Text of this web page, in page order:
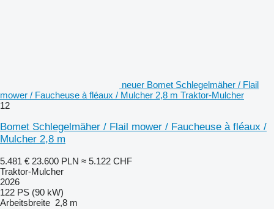
neuer Bomet Schlegelmäher / Flail
mower / Faucheuse à fléaux / Mulcher 2,8 m Traktor-Mulcher
12
Bomet Schlegelmäher / Flail mower / Faucheuse à fléaux /
Mulcher 2,8 m
5.481 € 23.600 PLN ≈ 5.122 CHF
Traktor-Mulcher
2026
122 PS (90 kW)
Arbeitsbreite 2,8 m